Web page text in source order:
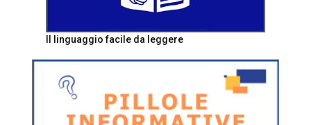
Il linguaggio facile da leggere